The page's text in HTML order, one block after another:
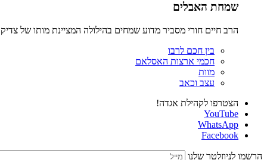
שמחת האבלים
הרב חיים חורי מסביר מדוע שמחים בהילולה המציינת מותו של צדיק
בין חכם לרבו
חכמי ארצות האסלאם
מוות
עצב וכאב
הצטרפו לקהילת אגדה!
YouTube
WhatsApp
Facebook
הרשמו לניוזלטר שלנו